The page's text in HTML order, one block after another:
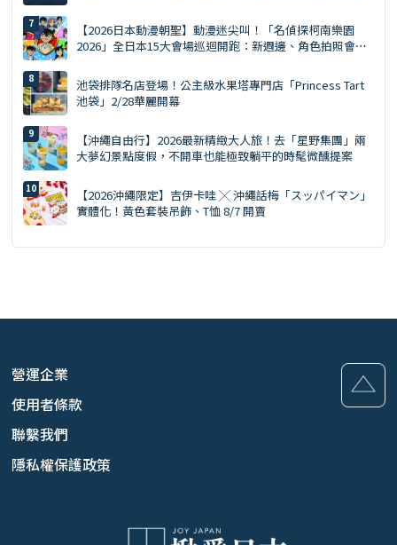
【2026日本動漫朝聖】動漫迷尖叫！「名偵探柯南樂園
2026」全日本15大會場巡迴開跑：新週邊、角色拍照會、
池袋排隊名店登場！公主級水果塔專門店「Princess Tart
池袋」2/28華麗開幕
【沖繩自由行】2026最新精緻大人旅！去「星野集團」兩
大夢幻景點度假，不開車也能極致躺平的時髦微醺提案
【2026沖繩限定】吉伊卡哇 ╳ 沖繩話梅「スッパイマン」
實體化！黃色套裝吊飾、T恤 8/7 開賣
營運企業
使用者條款
聯繫我們
隱私權保護政策